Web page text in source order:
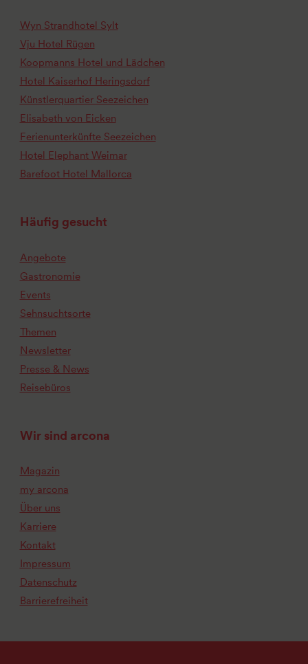
Wyn Strandhotel Sylt
Vju Hotel Rügen
Koopmanns Hotel und Lädchen
Hotel Kaiserhof Heringsdorf
Künstlerquartier Seezeichen
Elisabeth von Eicken
Ferienunterkünfte Seezeichen
Hotel Elephant Weimar
Barefoot Hotel Mallorca
Häufig gesucht
Angebote
Gastronomie
Events
Sehnsuchtsorte
Themen
Newsletter
Presse & News
Reisebüros
Wir sind arcona
Magazin
my arcona
Über uns
Karriere
Kontakt
Impressum
Datenschutz
Barrierefreiheit